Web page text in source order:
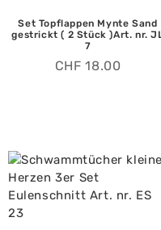
Set Topflappen Mynte Sand
gestrickt ( 2 Stück )Art. nr.
7
CHF 18.00